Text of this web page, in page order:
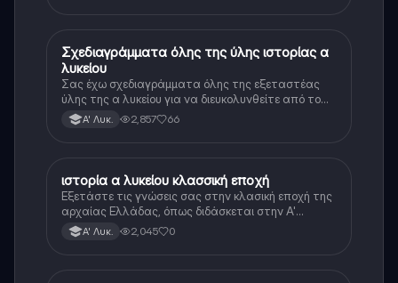
Ιστορία
Σχεδιαγράμματα όλης της ύλης ιστορίας α
λυκείου
Σας έχω σχεδιαγράμματα όλης της εξεταστέας
ύλης της α λυκείου για να διευκολυνθείτε από το
τεράστιο βάρος του βιβλίου
Α' Λυκ. 2,857 66
Ιστορία
ιστορία α λυκείου κλασσική εποχή
Εξετάστε τις γνώσεις σας στην κλασική εποχή της
αρχαίας Ελλάδας, όπως διδάσκεται στην Α'
Λυκείου.
Α' Λυκ. 2,045 0